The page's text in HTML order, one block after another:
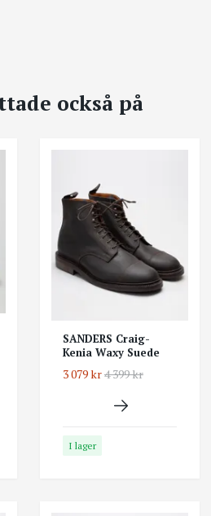
också på
SANDERS Craig-
Kenia Waxy Suede
3 079 kr4 399 kr
I lager